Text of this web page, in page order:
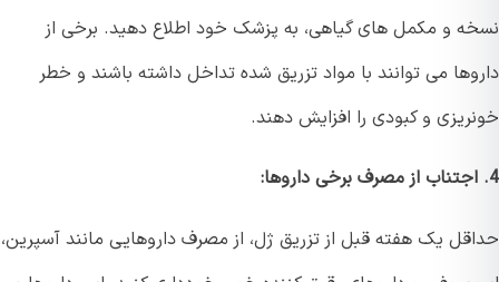
و مکمل های گیاهی، به پزشک خود اطلاع دهید. برخی از
می توانند با مواد تزریق شده تداخل داشته باشند و خطر
و کبودی را افزایش دهند.
یک هفته قبل از تزریق ژل، از مصرف داروهایی مانند آسپرین،